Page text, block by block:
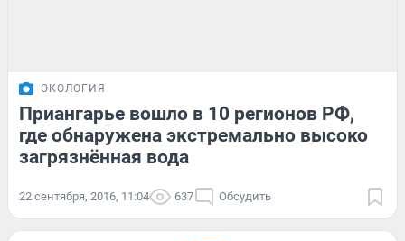
ЭКОЛОГИЯ
Приангарье вошло в 10 регионов РФ,
где обнаружена экстремально высоко
загрязнённая вода
22 сентября, 2016, 11:04 637 Обсудить